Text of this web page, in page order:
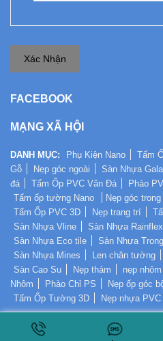
Xác Nhận
FACEBOOK
MẠNG XÃ HỘI
DANH MỤC: Phụ Kiện Nano Tấm
Gỗ
Nẹp góc ngoài Sàn Nhựa
đá
Tấm Ốp PVC Vân Đá Phào
Tấm ốp tường Nano
Nẹp góc trong
Tấm Ốp PVC 3D
Nẹp trang trí
Sàn Nhựa Vline
Sàn Nhựa Rainflex
Sàn Nhựa Eco tile
Sàn Nhựa
Sàn Nhựa Mines
Len chân tường
Sàn Cao Su
Nẹp thảm nẹp
Nhôm
Phào Chỉ PS Nẹp ốp góc
Tấm Ốp Tường 3D
Nẹp nhựa PVC
SÀN